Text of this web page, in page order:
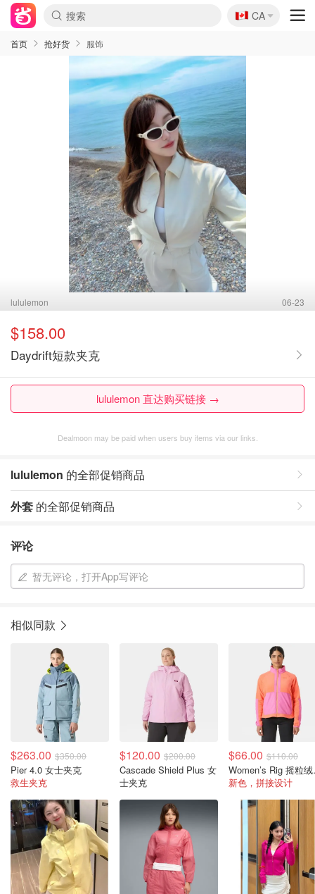
🇨🇦
CA
首页 抢好货 服饰
lululemon 06-23
$158.00
Daydrift短款夹克
lululemon 直达购买链接 →
Dealmoon may be paid when users buy items via our links.
lululemon 的全部促销商品
外套 的全部促销商品
评论
暂无评论，打开App写评论
相似同款
$263.00 $350.00
Pier 4.0 女士夹克
救生夹克
$120.00 $200.00
Cascade Shield Plus 女
士夹克
$66.00 $110.00
新色，拼接设计